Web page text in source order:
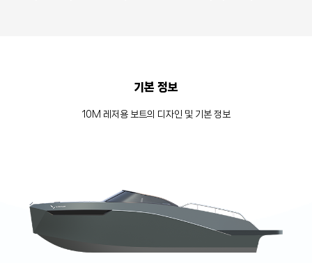
기본 정보
10M 레저용 보트의 디자인 및 기본 정보